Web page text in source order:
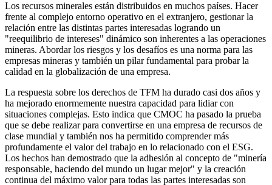
Los recursos minerales están distribuidos en muchos países. Hacer
frente al complejo entorno operativo en el extranjero, gestionar la
relación entre las distintas partes interesadas logrando un
"reequilibrio de intereses" dinámico son inherentes a las operaciones
mineras. Abordar los riesgos y los desafíos es una norma para las
empresas mineras y también un pilar fundamental para probar la
calidad en la globalización de una empresa.
La respuesta sobre los derechos de TFM ha durado casi dos años y
ha mejorado enormemente nuestra capacidad para lidiar con
situaciones complejas. Esto indica que CMOC ha pasado la prueba
que se debe realizar para convertirse en una empresa de recursos de
clase mundial y también nos ha permitido comprender más
profundamente el valor del trabajo en lo relacionado con el ESG.
Los hechos han demostrado que la adhesión al concepto de "minería
responsable, haciendo del mundo un lugar mejor" y la creación
continua del máximo valor para todas las partes interesadas son